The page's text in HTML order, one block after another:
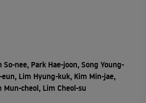
So-nee, Park Hae-joon, Song Young-
Lim Hyung-kuk, Kim Min-jae,
Mun-cheol, Lim Cheol-su